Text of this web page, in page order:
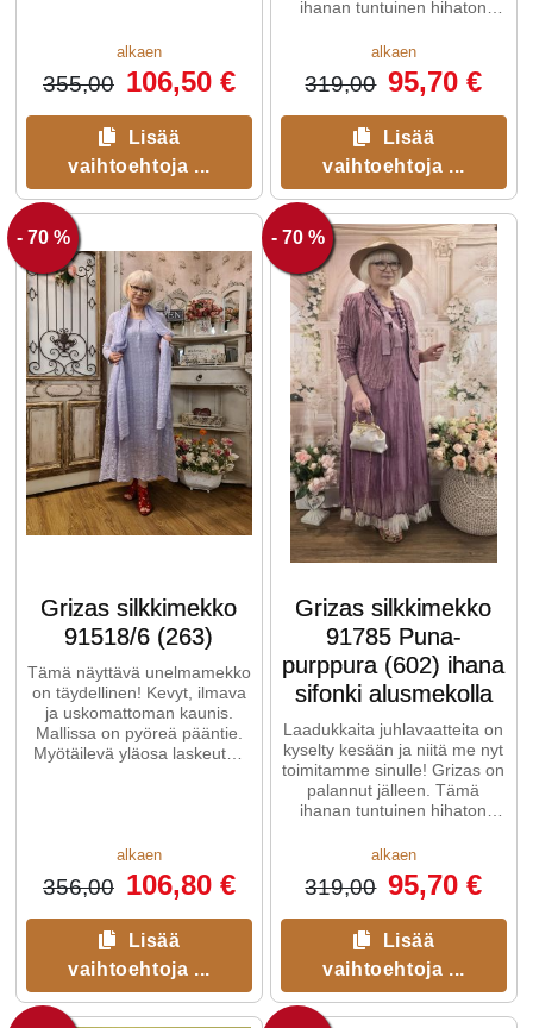
alkaen
355,00 106,50 €
Lisää
vaihtoehtoja ...
ihanan tuntuinen hihaton
alkaen
319,00 95,70 €
Lisää
vaihtoehtoja ...
Grizas silkkimekko
91518/6 (263)
Tämä näyttävä unelmamekko
on täydellinen! Kevyt, ilmava
ja uskomattoman kaunis.
Mallissa on pyöreä pääntie.
Myötäilevä yläosa laskeutuu
alkaen
356,00 106,80 €
- 70 %
Lisää
vaihtoehtoja ...
Grizas silkkimekko
91785 Puna-
purppura (602) ihana
sifonki alusmekolla
Laadukkaita juhlavaatteita on
kyselty kesään ja niitä me nyt
toimitamme sinulle! Grizas on
palannut jälleen. Tämä
ihanan tuntuinen hihaton
alkaen
319,00 95,70 €
- 70 %
Lisää
vaihtoehtoja ...